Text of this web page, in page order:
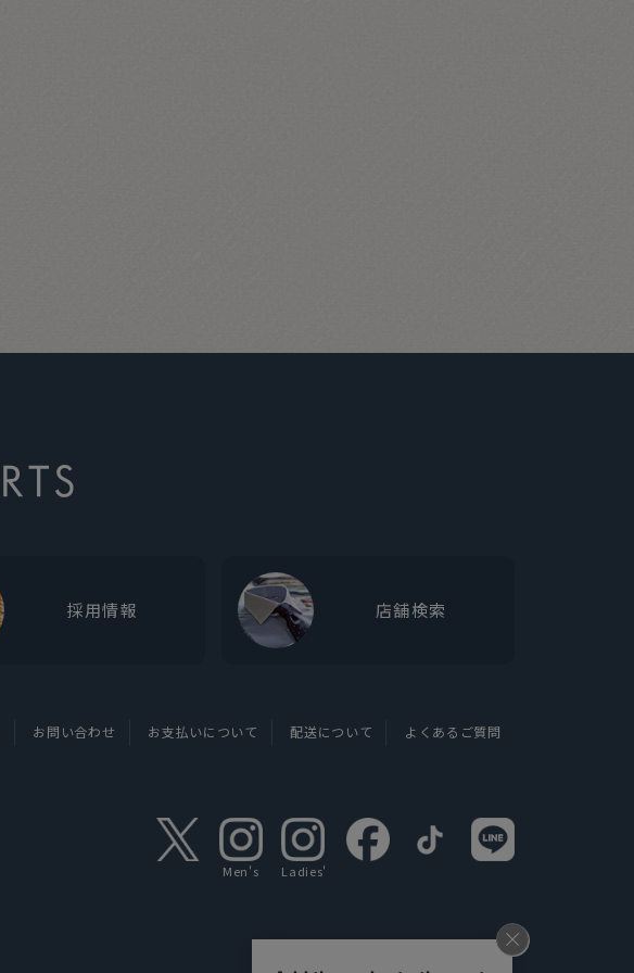
採用情報 店舗検索
お問い合わせ お支払いについて 配送について よくあるご質問
Men's Ladies'